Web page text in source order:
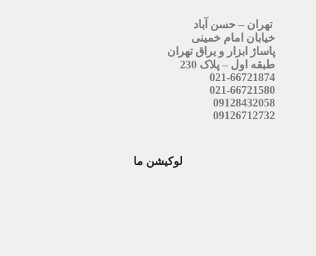
تهران – حسن آباد
خیابان امام خمینی
پاساژ ابزار و یراق تهران
طبقه اول – پلاک 230
021-66721874
021-66721580
09128432058
09126712732
لوکیشن ما